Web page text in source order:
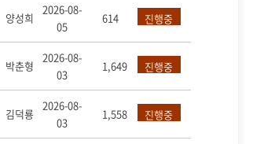
양성희
2026-08-
05
614 진행중
박춘형
2026-08-
03
1,649 진행중
김덕룡
2026-08-
03
1,558 진행중